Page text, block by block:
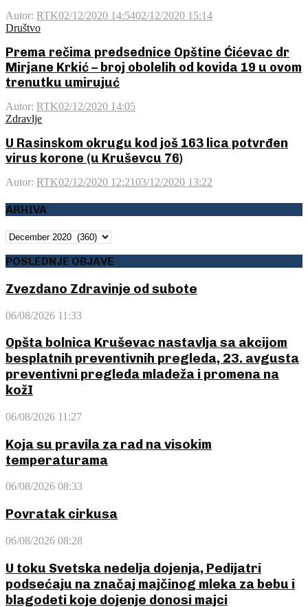
Autor: RTK02/12/2020 14:5402/12/2020 15:14
Društvo
Prema rečima predsednice Opštine Ćićevac dr
Mirjane Krkić – broj obolelih od kovida 19 u ovom
trenutku umirujuć
Autor: RTK02/12/2020 14:05
Zdravlje
U Rasinskom okrugu kod još 163 lica potvrđen
virus korone (u Kruševcu 76)
Autor: RTK02/12/2020 12:2103/12/2020 13:22
ARHIVA
ARHIVA
POSLEDNJE OBJAVE
Zvezdano Zdravinje od subote
06/08/2026 11:33
Opšta bolnica Kruševac nastavlja sa akcijom
besplatnih preventivnih pregleda, 23. avgusta
preventivni pregleda mladeža i promena na
kožI
06/08/2026 11:27
Koja su pravila za rad na visokim
temperaturama
06/08/2026 08:33
Povratak cirkusa
06/08/2026 08:28
U toku Svetska nedelja dojenja, Pedijatri
podsećaju na značaj majčinog mleka za bebu i
blagodeti koje dojenje donosi majci